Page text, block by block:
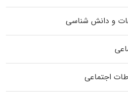
و دانش شناسی
اجتماعی